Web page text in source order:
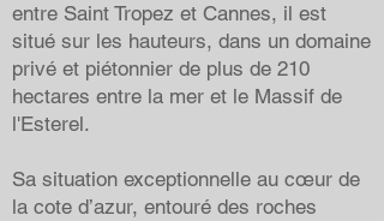
entre Saint Tropez et Cannes, il est
situé sur les hauteurs, dans un domaine
privé et piétonnier de plus de 210
hectares entre la mer et le Massif de
l'Esterel.
Sa situation exceptionnelle au cœur de
la cote d’azur, entouré des roches